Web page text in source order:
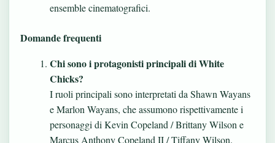
ensemble cinematografici.
Domande frequenti
Chi sono i protagonisti principali di White
Chicks?
I ruoli principali sono interpretati da Shawn Wayans
e Marlon Wayans, che assumono rispettivamente i
personaggi di Kevin Copeland / Brittany Wilson e
Marcus Anthony Copeland II / Tiffany Wilson.